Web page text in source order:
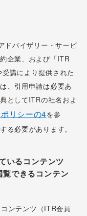
ドバイザリー・サービ
企業、および「ITR
講により提供された
、引用申請は必要あ
としてITRの社名およ
リシーの4を参
る必要があります。
いるコンテンツ
覧できるコンテン
ンテンツ（ITR会員